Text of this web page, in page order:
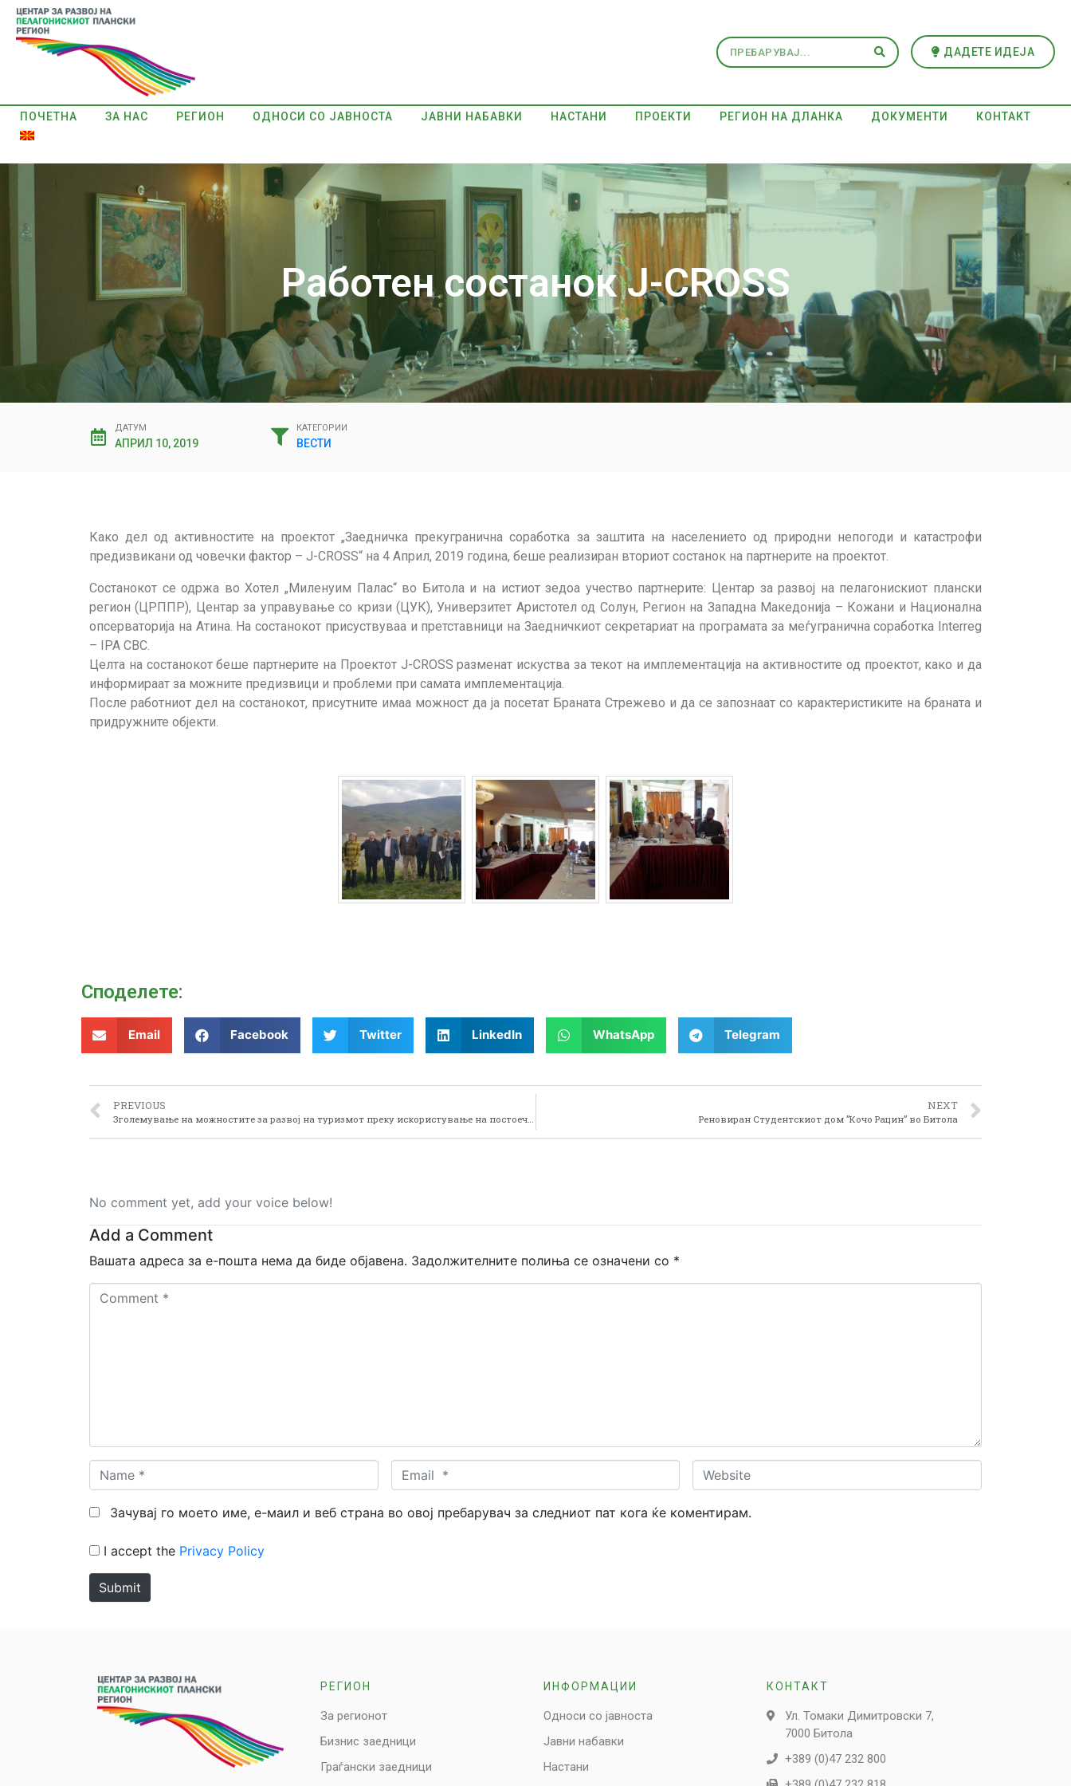
ДАДЕТЕ ИДЕЈА
ПОЧЕТНА ЗА НАС РЕГИОН ОДНОСИ СО ЈАВНОСТА ЈАВНИ НАБАВКИ НАСТАНИ ПРОЕКТИ РЕГИОН НА ДЛАНКА ДОКУМЕНТИ КОНТАКТ
Работен состанок J-CROSS
ДАТУМ
АПРИЛ 10, 2019
КАТЕГОРИИ
ВЕСТИ
Како дел од активностите на проектот „Заедничка прекугранична соработка за заштита на населението од природни непогоди и катастрофи
предизвикани од човечки фактор – Ј-CROSS“ на 4 Април, 2019 година, беше реализиран вториот состанок на партнерите на проектот.
Состанокот се одржа во Хотел „Миленуим Палас“ во Битола и на истиот зедоа учество партнерите: Центар за развој на пелагонискиот плански
регион (ЦРППР), Центар за управување со кризи (ЦУК), Универзитет Аристотел од Солун, Регион на Западна Македонија – Кожани и Национална
опсерваторија на Атина. На состанокот присуствуваа и претставници на Заедничкиот секретариат на програмата за меѓугранична соработка Interreg
– IPA CBC.
Целта на состанокот беше партнерите на Проектот J-CROSS разменат искуства за текот на имплементација на активностите од проектот, како и да
информираат за можните предизвици и проблеми при самата имплементација.
После работниот дел на состанокот, присутните имаа можност да ја посетат Браната Стрежево и да се запознаат со карактеристиките на браната и
придружните објекти.
Споделeте:
Email Facebook Twitter LinkedIn WhatsApp Telegram
PREVIOUS NEXT
Реновиран Студентскиот дом ”Кочо Рацин” во Битола
No comment yet, add your voice below!
Add a Comment
Вашата адреса за е-пошта нема да биде објавена. Задолжителните полиња се означени со *
Comment
Name
*
Email
*
Website
Зачувај го моето име, е-маил и веб страна во овој пребарувач за следниот пат кога ќе коментирам.
I accept the Privacy Policy
Submit
РЕГИОН
За регионот
Бизнис заедници
Граѓански заедници
ИНФОРМАЦИИ
Односи со јавноста
Јавни набавки
Настани
КОНТАКТ
Ул. Томаки Димитровски 7,
7000 Битола
+389 (0)47 232 800